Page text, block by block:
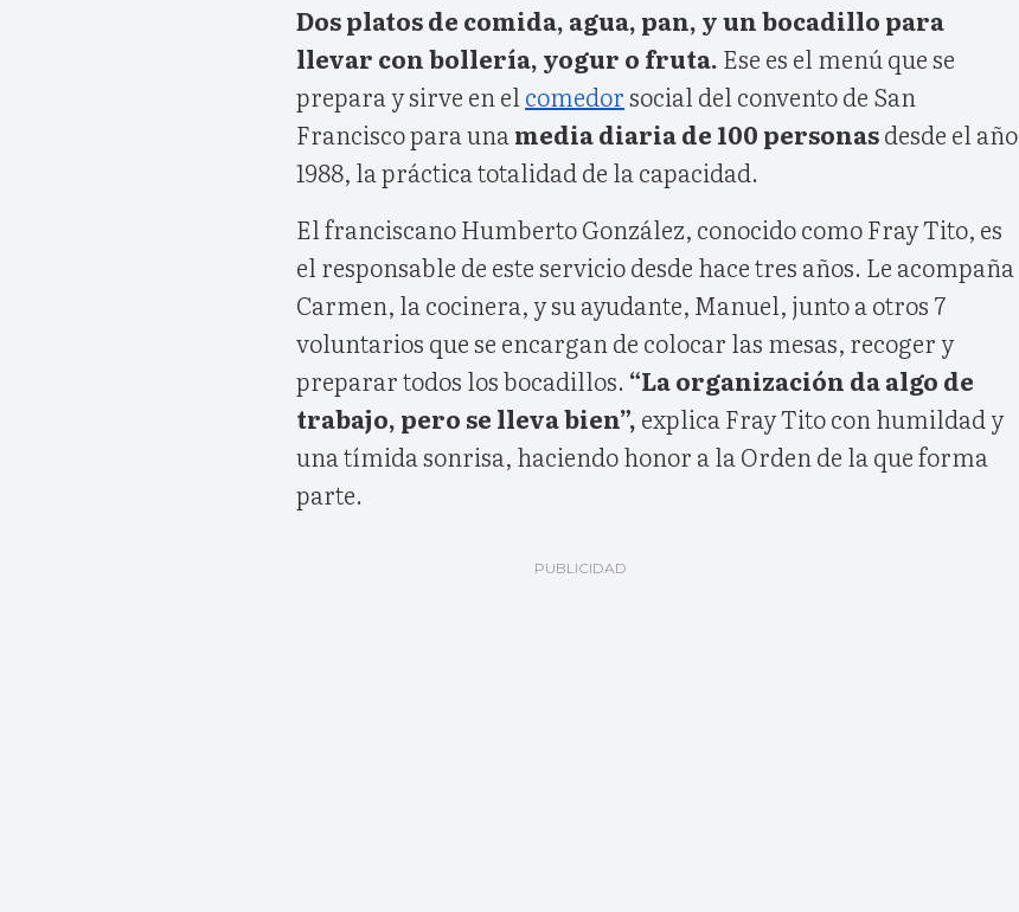
Dos platos de comida, agua, pan, y un bocadillo para
llevar con bollería, yogur o fruta. Ese es el menú que se
prepara y sirve en el comedorsocial del convento de San
Francisco para una media diaria de 100 personasdesde el año
1988, la práctica totalidad de la capacidad.
El franciscano Humberto González, conocido como Fray Tito, es
el responsable de este servicio desde hace tres años. Le acompaña
Carmen, la cocinera, y su ayudante, Manuel, junto a otros 7
voluntarios que se encargan de colocar las mesas, recoger y
preparar todos los bocadillos. “La organización da algo de
trabajo, pero se lleva bien”, explica Fray Tito con humildad y
una tímida sonrisa, haciendo honor a la Orden de la que forma
parte.